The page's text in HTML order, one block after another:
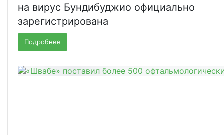
на вирус Бундибуджио официально
зарегистрирована
Подробнее